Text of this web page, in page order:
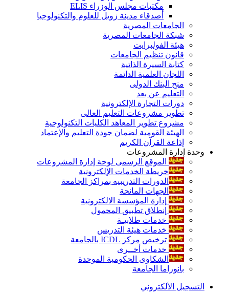
مكتبات مجلس الوزراء ELIS
أصدقاء مدينة زويل للعلوم والتكنولوجيا
الجامعات المصرية
شبكة الجامعات المصرية
هيئة الفولبرايت
قانون تنظيم الجامعات
كتابة السيرة الذاتية
اللجان العلمية الدائمة
منح البنك الدولى
التعليم عن بعد
دورات التجارة الإلكترونية
تطوير مشروعات التعليم العالى
مشروع تطوير المعاهد الكليات التكنولوجية
الهيئة القومية لضمان جودة التعليم والإعتماد
إذاعة القرآن الكريم
وحدة إدارة المشروعات
الموقع الرسمى لوحة إدارة المشروعات
خريطة الخدمات الإلكترونية
الدورات التدريبيه بمراكز الجامعة
الجهات المانحة
إدارة المؤسسة الالكترونية
إنطلاق تطبيق المحمول
خدمات طلابيـة
خدمات هيئة التدريس
ترخيص مركز ICDL بالجامعة
خدمات أخــرى
الشكاوى الحكومية الموحدة
بانوراما الجامعة
التسجيل الألكتروني